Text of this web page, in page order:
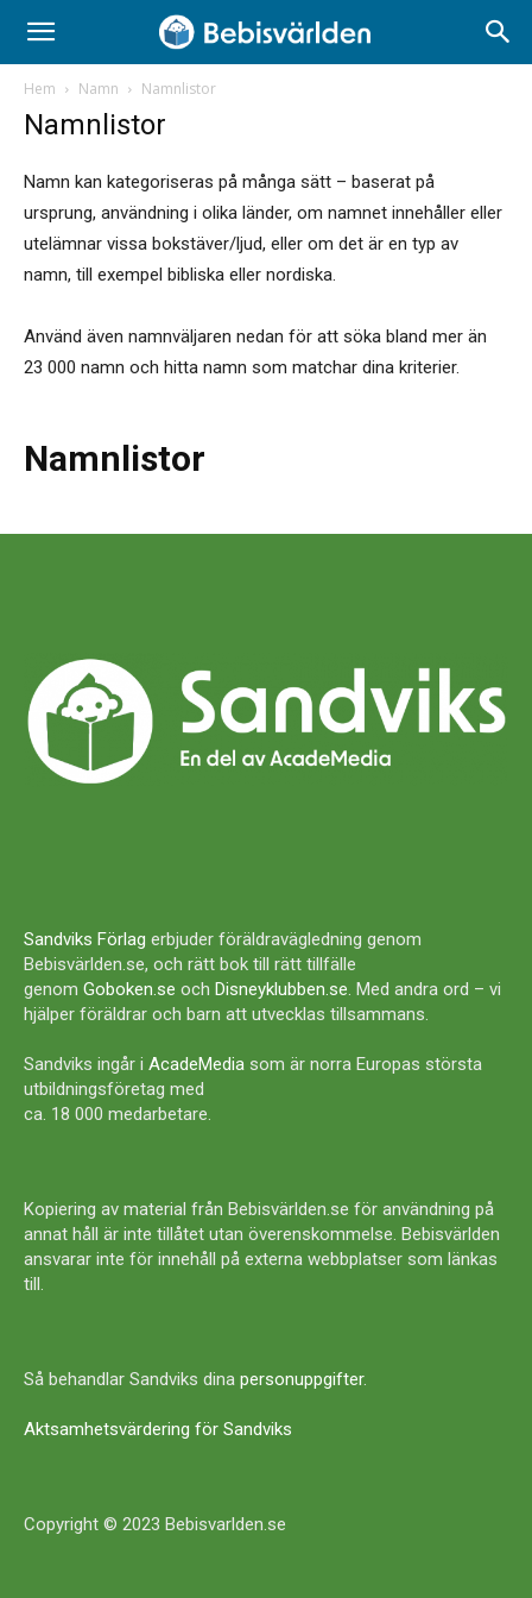
Hem Namn Namnlistor
Namnlistor
Namn kan kategoriseras på många sätt – baserat på
ursprung, användning i olika länder, om namnet innehåller eller
utelämnar vissa bokstäver/ljud, eller om det är en typ av
namn, till exempel bibliska eller nordiska.
Använd även namnväljaren nedan för att söka bland mer än
23 000 namn och hitta namn som matchar dina kriterier.
Namnlistor
Sandviks Förlag erbjuder föräldravägledning genom
Bebisvärlden.se, och rätt bok till rätt tillfälle
genom Goboken.se och Disneyklubben.se. Med andra ord – vi
hjälper föräldrar och barn att utvecklas tillsammans.
Sandviks ingår i AcadeMedia som är norra Europas största
utbildningsföretag med
ca. 18 000 medarbetare.
Kopiering av material från Bebisvärlden.se för användning på
annat håll är inte tillåtet utan överenskommelse. Bebisvärlden
ansvarar inte för innehåll på externa webbplatser som länkas
till.
Så behandlar Sandviks dina personuppgifter.
Aktsamhetsvärdering för Sandviks
Copyright © 2023 Bebisvarlden.se